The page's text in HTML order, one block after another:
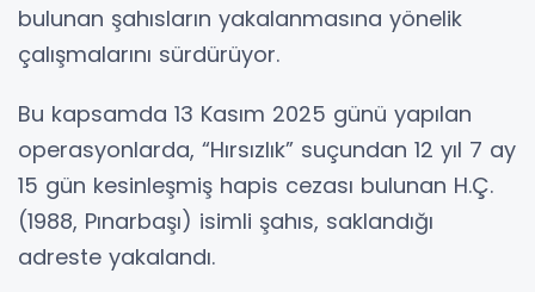
bulunan şahısların yakalanmasına yönelik
çalışmalarını sürdürüyor.
Bu kapsamda 13 Kasım 2025 günü yapılan
operasyonlarda, “Hırsızlık” suçundan 12 yıl 7 ay
15 gün kesinleşmiş hapis cezası bulunan H.Ç.
(1988, Pınarbaşı) isimli şahıs, saklandığı
adreste yakalandı.